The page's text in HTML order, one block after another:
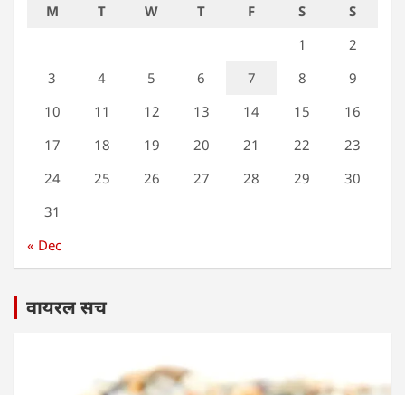
M
T W T F S
S
1
2
3
4 5 6 7 8
9
10
11 12 13 14 15
16
17
18 19 20 21 22
23
24
25 26 27 28 29
30
31
« Dec
वायरल सच